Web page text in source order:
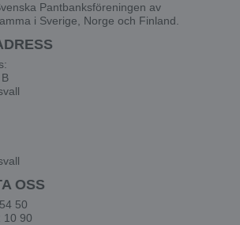
Pantbanksföreningen av
i Sverige, Norge och Finland.
OSS
50
10 90